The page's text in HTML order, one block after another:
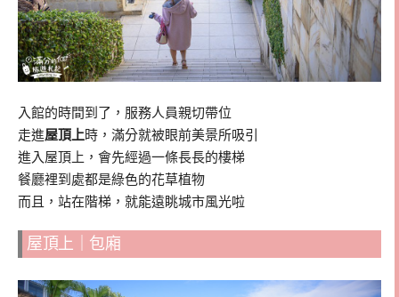
入館的時間到了，服務人員親切帶位
走進屋頂上時，滿分就被眼前美景所吸引
進入屋頂上，會先經過一條長長的樓梯
餐廳裡到處都是綠色的花草植物
而且，站在階梯，就能遠眺城市風光啦
屋頂上｜包廂